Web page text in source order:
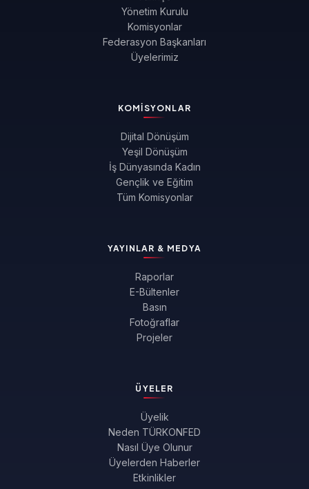
Yönetim Kurulu
Komisyonlar
Federasyon Başkanları
Üyelerimiz
KOMISYONLAR
Dijital Dönüşüm
Yeşil Dönüşüm
İş Dünyasında Kadın
Gençlik ve Eğitim
Tüm Komisyonlar
YAYINLAR & MEDYA
Raporlar
E-Bültenler
Basın
Fotoğraflar
Projeler
ÜYELER
Üyelik
Neden TÜRKONFED
Nasıl Üye Olunur
Üyelerden Haberler
Etkinlikler